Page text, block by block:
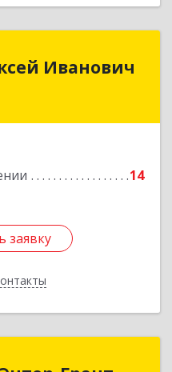
Иванович
14
заявку
Иванович
край, ст.Петровская,
заявку
Энтер-Грант